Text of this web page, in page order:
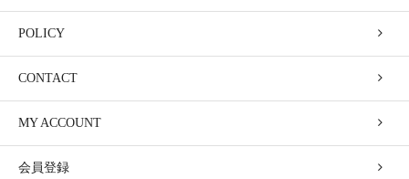
POLICY
CONTACT
MY ACCOUNT
会員登録